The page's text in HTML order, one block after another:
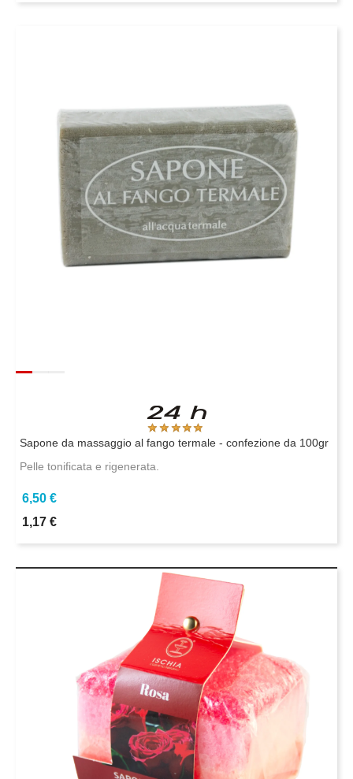
Sapone da massaggio al fango termale - confezione da 100gr
Pelle tonificata e rigenerata.
6,50 €
1,17 €